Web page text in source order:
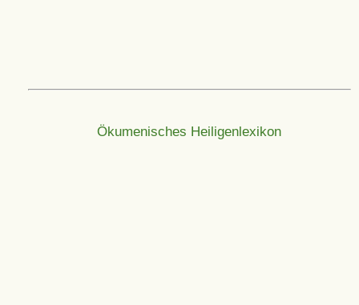
Ökumenisches Heiligenlexikon